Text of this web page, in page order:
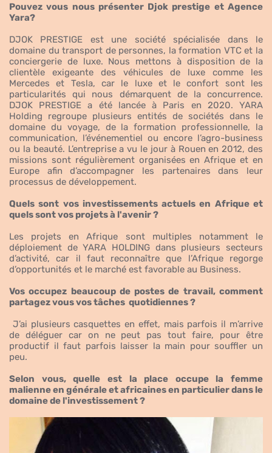
Pouvez vous nous présenter Djok prestige et Agence
Yara?
DJOK PRESTIGE est une société spécialisée dans le
domaine du transport de personnes, la formation VTC et la
conciergerie de luxe. Nous mettons à disposition de la
clientèle exigeante des véhicules de luxe comme les
Mercedes et Tesla, car le luxe et le confort sont les
particularités qui nous démarquent de la concurrence.
DJOK PRESTIGE a été lancée à Paris en 2020. YARA
Holding regroupe plusieurs entités de sociétés dans le
domaine du voyage, de la formation professionnelle, la
communication, l’événementiel ou encore l’agro-business
ou la beauté. L’entreprise a vu le jour à Rouen en 2012, des
missions sont régulièrement organisées en Afrique et en
Europe afin d’accompagner les partenaires dans leur
processus de développement.
Quels sont vos investissements actuels en Afrique et
quels sont vos projets à l'avenir ?
Les projets en Afrique sont multiples notamment le
déploiement de YARA HOLDING dans plusieurs secteurs
d’activité, car il faut reconnaître que l’Afrique regorge
d’opportunités et le marché est favorable au Business.
Vos occupez beaucoup de postes de travail, comment
partagez vous vos tâches quotidiennes ?
J’ai plusieurs casquettes en effet, mais parfois il m’arrive
de déléguer car on ne peut pas tout faire, pour être
productif il faut parfois laisser la main pour souffler un
peu.
Selon vous, quelle est la place occupe la femme
malienne en générale et africaines en particulier dans le
domaine de l'investissement ?